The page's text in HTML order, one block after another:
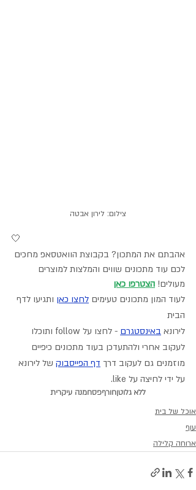
צילום: לירון אבטה
🤍
אהבתם את המתכון? בקבוצת הוואטסאפ מחכים
לכם עוד מתכונים שווים והמלצות למוצרים
מעולים! הצטרפו כאן
לעוד המון מתכונים טעימים לחצו כאן ותגיעו לדף
הבית
לירונא באינסטגרם
- לחצו על follow ותוכלו
לעקוב אחרי ולהתעדכן בעוד מתכונים כיפיים
מוזמנים גם לעקוב דרך דף הפייסבוק של לירונא
על ידי לחיצה על like.
ללא גלוטןחורףפסחמנה עיקרית
אוכל של בית
עוף
ארוחה קלילה